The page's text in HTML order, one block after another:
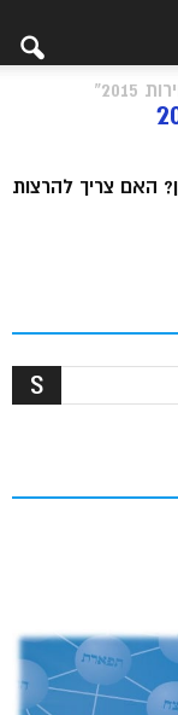
האם צריך להרצות